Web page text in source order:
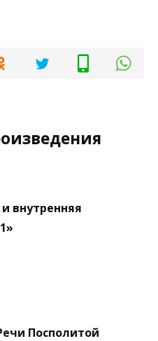
внутренняя
Посполитой